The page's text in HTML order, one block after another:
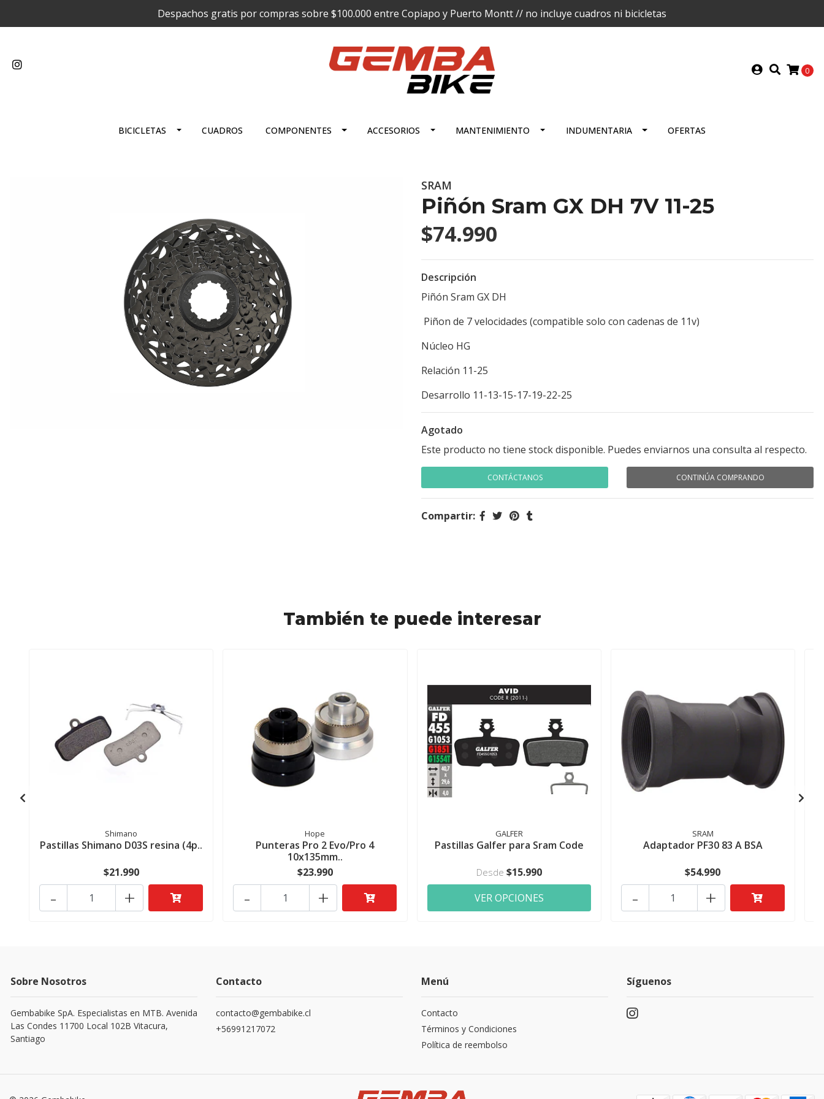
Despachos gratis por compras sobre $100.000 entre Copiapo y Puerto Montt // no incluye cuadros ni bicicletas
0
BICICLETAS CUADROS COMPONENTES ACCESORIOS MANTENIMIENTO INDUMENTARIA OFERTAS
SRAM
Piñón Sram GX DH 7V 11-25
$74.990
Descripción
Piñón Sram GX DH
Piñon de 7 velocidades (compatible solo con cadenas de 11v)
Núcleo HG
Relación 11-25
Desarrollo 11-13-15-17-19-22-25
Agotado
Este producto no tiene stock disponible. Puedes enviarnos una consulta al respecto.
CONTÁCTANOS CONTINÚA COMPRANDO
Compartir:
También te puede interesar
Shimano
Pastillas Shimano D03S resina (4p..
$21.990
+
-
Hope
Punteras Pro 2 Evo/Pro 4
10x135mm..
$23.990
+
-
GALFER
Pastillas Galfer para Sram Code
Desde $15.990
VER OPCIONES
SRAM
Adaptador PF30 83 A BSA
$54.990
+
-
Sobre Nosotros
Gembabike SpA. Especialistas en MTB. Avenida
Las Condes 11700 Local 102B Vitacura,
Santiago
Contacto
contacto@gembabike.cl
+56991217072
Menú
Contacto
Términos y Condiciones
Política de reembolso
Síguenos